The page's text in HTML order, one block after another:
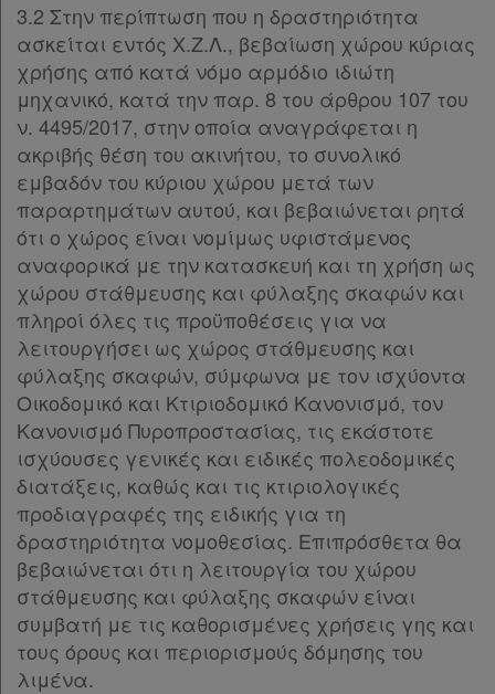
3.2 Στην περίπτωση που η δραστηριότητα
ασκείται εντός Χ.Ζ.Λ., βεβαίωση χώρου κύριας
χρήσης από κατά νόμο αρμόδιο ιδιώτη
μηχανικό, κατά την παρ. 8 του άρθρου 107 του
ν. 4495/2017, στην οποία αναγράφεται η
ακριβής θέση του ακινήτου, το συνολικό
εμβαδόν του κύριου χώρου μετά των
παραρτημάτων αυτού, και βεβαιώνεται ρητά
ότι ο χώρος είναι νομίμως υφιστάμενος
αναφορικά με την κατασκευή και τη χρήση ως
χώρου στάθμευσης και φύλαξης σκαφών και
πληροί όλες τις προϋποθέσεις για να
λειτουργήσει ως χώρος στάθμευσης και
φύλαξης σκαφών, σύμφωνα με τον ισχύοντα
Οικοδομικό και Κτιριοδομικό Κανονισμό, τον
Κανονισμό Πυροπροστασίας, τις εκάστοτε
ισχύουσες γενικές και ειδικές πολεοδομικές
διατάξεις, καθώς και τις κτιριολογικές
προδιαγραφές της ειδικής για τη
δραστηριότητα νομοθεσίας. Επιπρόσθετα θα
βεβαιώνεται ότι η λειτουργία του χώρου
στάθμευσης και φύλαξης σκαφών είναι
συμβατή με τις καθορισμένες χρήσεις γης και
τους όρους και περιορισμούς δόμησης του
λιμένα.